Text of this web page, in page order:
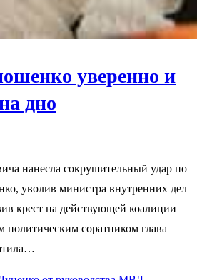
уверенно и
дно
нанесла сокрушительный удар по
уволив министра внутренних дел
крест на действующей коалиции
политическим соратником глава